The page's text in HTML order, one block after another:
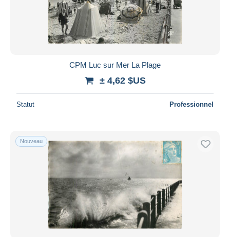
CPM Luc sur Mer La Plage
± 4,62 $US
Statut Professionnel
Nouveau